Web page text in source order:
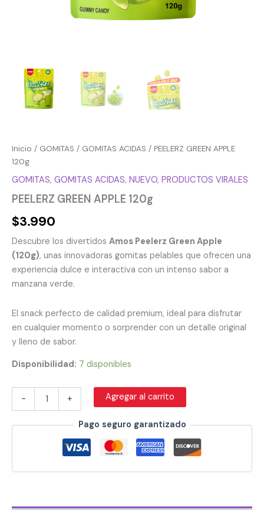
Inicio / GOMITAS / GOMITAS ACIDAS / PEELERZ GREEN APPLE
120g
GOMITAS, GOMITAS ACIDAS, NUEVO, PRODUCTOS VIRALES
PEELERZ GREEN APPLE 120g
$3.990
Descubre los divertidos Amos Peelerz Green Apple
(120g), unas innovadoras gomitas pelables que ofrecen una
experiencia dulce e interactiva con un intenso sabor a
manzana verde.
El snack perfecto de calidad premium, ideal para disfrutar
en cualquier momento o sorprender con un detalle original
y lleno de sabor.
Disponibilidad: 7 disponibles
- + Agregar al carrito
Pago seguro garantizado